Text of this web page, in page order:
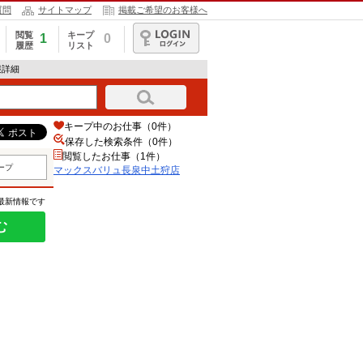
問 サイトマップ 掲載ご希望のお客様へ
閲覧
履歴
1
キープ
リスト
0
ログイン
細
プ
新情報です
キープ中のお仕事（0件）
保存した検索条件（0件）
閲覧したお仕事（1件）
マックスバリュ長泉中土狩店